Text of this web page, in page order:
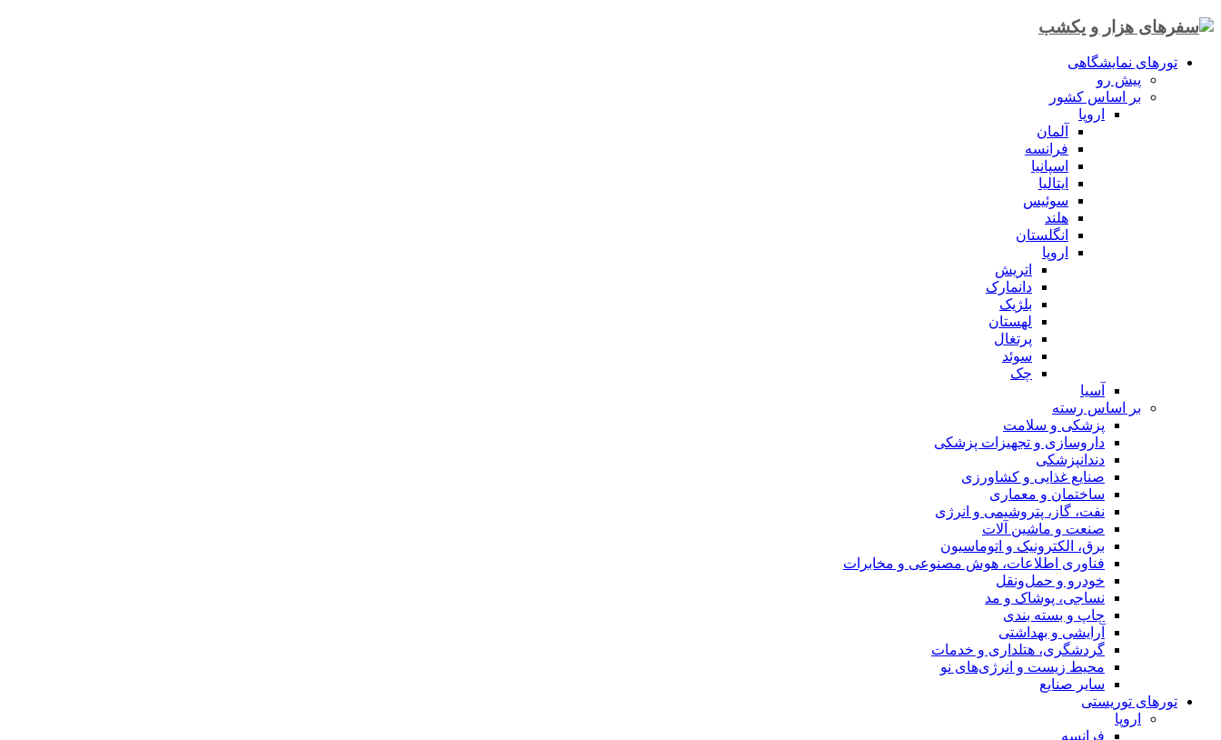
تورهای نمایشگاهی
پیش رو
بر اساس کشور
اروپا
آلمان
فرانسه
اسپانیا
ایتالیا
سوئیس
هلند
انگلستان
اروپا
اتریش
دانمارک
بلژیک
لهستان
پرتغال
سوئد
چک
آسیا
بر اساس رسته
پزشکی و سلامت
داروسازی و تجهیزات پزشکی
دندانپزشکی
صنایع غذایی و کشاورزی
ساختمان و معماری
نفت، گاز، پتروشیمی و انرژی
صنعت و ماشین آلات
برق، الکترونیک و اتوماسیون
فناوری اطلاعات، هوش مصنوعی و مخابرات
خودرو و حمل‌و‌نقل
نساجی، پوشاک و مد
چاپ و بسته بندی
آرایشی و بهداشتی
گردشگری، هتلداری و خدمات
محیط زیست و انرژی‌های نو
سایر صنایع
تورهای توریستی
اروپا
فرانسه